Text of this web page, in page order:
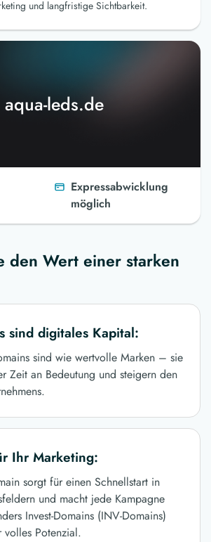
aqua-leds.de
Expressabwicklung
möglich
den Wert einer starken
sind digitales Kapital:
sind wie wertvolle Marken – sie
Zeit an Bedeutung und steigern den
Ihr Marketing:
sorgt für einen Schnellstart in
und macht jede Kampagne
Invest-Domains (INV-Domains)
Potenzial.
und langfristige Sichtbarkeit.